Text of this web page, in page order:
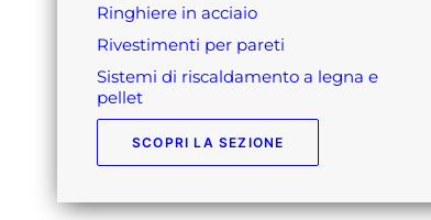
ringhiere in acciaio
rivestimenti per pareti
sistemi di riscaldamento a legna e
pellet
SCOPRI LA SEZIONE